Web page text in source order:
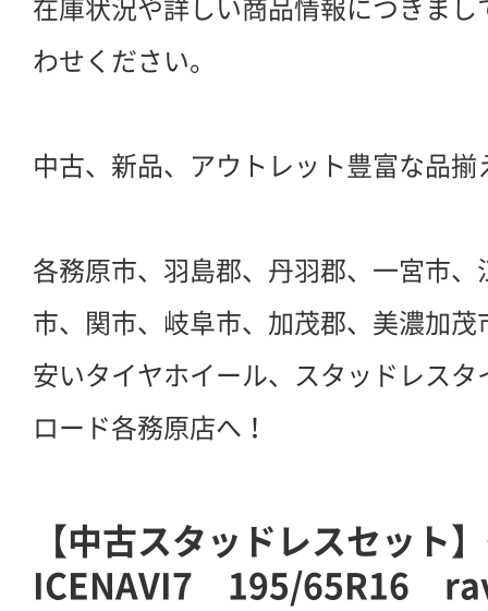
在庫状況や詳しい商品情報につきま
わせください。
中古、新品、アウトレット豊富な品揃
各務原市、羽島郡、丹羽郡、一宮市
市、関市、岐阜市、加茂郡、美濃加茂
安いタイヤホイール、スタッドレス
ロード各務原店へ！
【中古スタッドレスセット
ICENAVI7 195/65R16